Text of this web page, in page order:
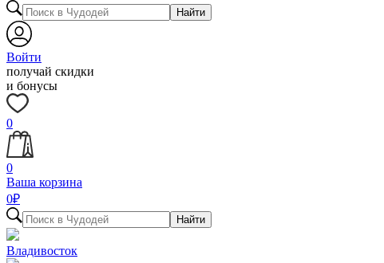
Найти
Войти
получай скидки
и бонусы
0
0
Ваша корзина
0₽
Найти
Владивосток